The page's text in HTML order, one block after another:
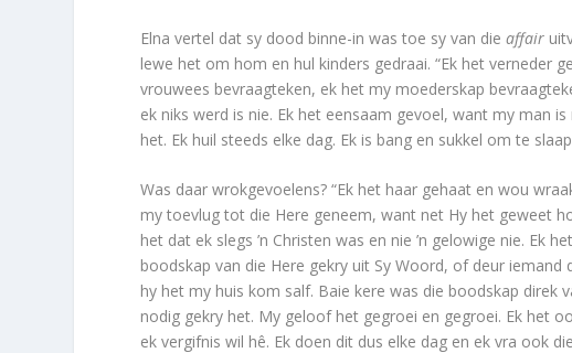
Elna vertel dat sy dood binne-in was toe sy van dieaffair
lewe het om hom en hul kinders gedraai. “Ek het verneder
vrouwees bevraagteken, ek het my moederskap
ek niks werd is nie. Ek het eensaam gevoel, want my man
het. Ek huil steeds elke dag. Ek is bang en sukkel om te
Was daar wrokgevoelens? “Ek het haar gehaat en wou
my toevlug tot die Here geneem, want net Hy het geweet
het dat ek slegs ’n Christen was en nie ’n gelowige nie. Ek
boodskap van die Here gekry uit Sy Woord, of deur
hy het my huis kom salf. Baie kere was die boodskap
nodig gekry het. My geloof het gegroei en gegroei. Ek het
ek vergifnis wil hê. Ek doen dit dus elke dag en ek vra ook